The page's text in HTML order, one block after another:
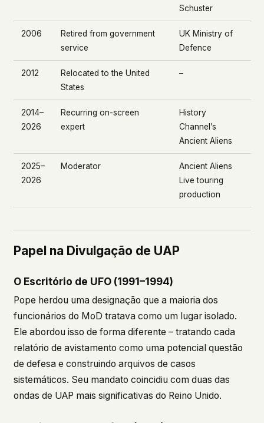
Schuster
2006
Retired from government
service
UK Ministry of
Defence
2012
Relocated to the United
States
–
2014–
2026
Recurring on-screen
expert
History
Channel’s
Ancient Aliens
2025–
2026
Moderator
Ancient Aliens
Live touring
production
Papel na Divulgação de UAP
O Escritório de UFO (1991–1994)
Pope herdou uma designação que a maioria dos
funcionários do MoD tratava como um lugar isolado.
Ele abordou isso de forma diferente – tratando cada
relatório de avistamento como uma potencial questão
de defesa e construindo arquivos de casos
sistemáticos. Seu mandato coincidiu com duas das
ondas de UAP mais significativas do Reino Unido.